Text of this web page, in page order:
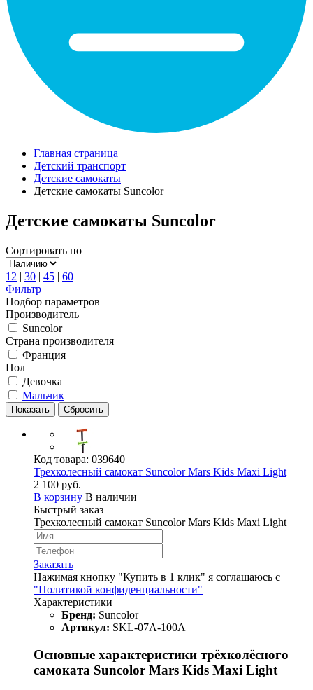
Главная страница
Детский транспорт
Детские самокаты
Детские самокаты Suncolor
Детские самокаты Suncolor
Сортировать по
12 | 30 | 45 | 60
Фильтр
Подбор параметров
Производитель
Suncolor
Страна производителя
Франция
Пол
Девочка
Мальчик
Код товара: 039640
Трехколесный самокат Suncolor Mars Kids Maxi Light
2 100 руб.
В корзину В наличии
Быстрый заказ
Трехколесный самокат Suncolor Mars Kids Maxi Light
Заказать
Нажимая кнопку "Купить в 1 клик" я соглашаюсь с
"Политикой конфиденциальности"
Характеристики
Бренд: Suncolor
Артикул: SKL-07A-100A
Основные характеристики трёхколёсного
самоката Suncolor Mars Kids Maxi Light